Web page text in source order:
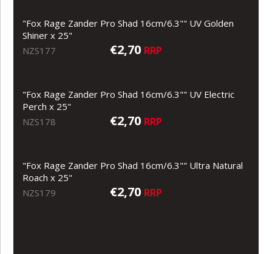
"Fox Rage Zander Pro Shad 16cm/6.3"" UV Golden
Shiner x 25"
NZS177
€2,70 RRP
"Fox Rage Zander Pro Shad 16cm/6.3"" UV Electric
Perch x 25"
NZS178
€2,70 RRP
"Fox Rage Zander Pro Shad 16cm/6.3"" Ultra Natural
Roach x 25"
NZS179
€2,70 RRP